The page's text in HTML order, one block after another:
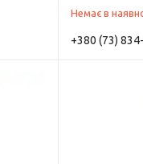
Немає в
+380 (73)